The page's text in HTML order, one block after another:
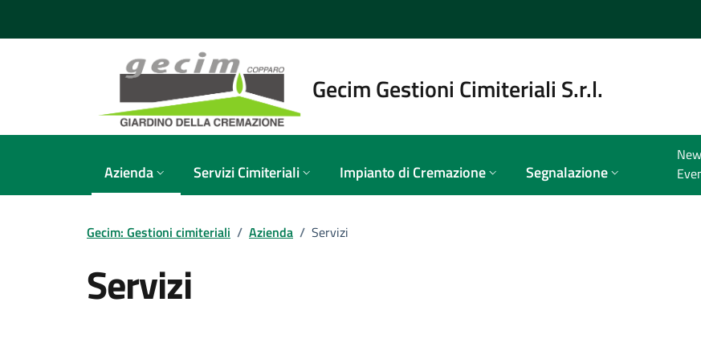
Gecim Gestioni Cimiteriali S.r.l.
Azienda Servizi Cimiteriali Impianto di Cremazione Segnalazione
Gecim: Gestioni cimiteriali / Azienda / Servizi
Servizi